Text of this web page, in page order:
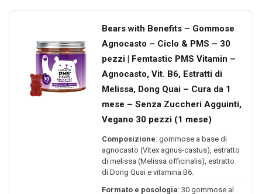
Bears with Benefits – Gommose
Agnocasto – Ciclo & PMS – 30
pezzi | Femtastic PMS Vitamin –
Agnocasto, Vit. B6, Estratti di
Melissa, Dong Quai – Cura da 1
mese – Senza Zuccheri Agguinti,
Vegano 30 pezzi (1 mese)
Composizione: gommose a base di
agnocasto (Vitex agnus-castus), estratto
di melissa (Melissa officinalis), estratto
di Dong Quai e vitamina B6.
Formato e posologia: 30 gommose al